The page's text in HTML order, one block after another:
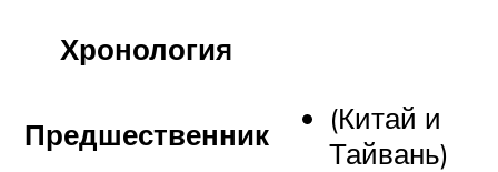
Хронология
Предшественник
(Китай и
Тайвань)